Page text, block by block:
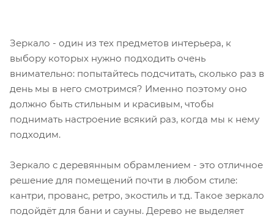
Зеркало - один из тех предметов интерьера, к
выбору которых нужно подходить очень
внимательно: попытайтесь подсчитать, сколько раз в
день мы в него смотримся? Именно поэтому оно
должно быть стильным и красивым, чтобы
поднимать настроение всякий раз, когда мы к нему
подходим.
Зеркало с деревянным обрамлением - это отличное
решение для помещений почти в любом стиле:
кантри, прованс, ретро, экостиль и т.д. Такое зеркало
подойдёт для бани и сауны. Дерево не выделяет